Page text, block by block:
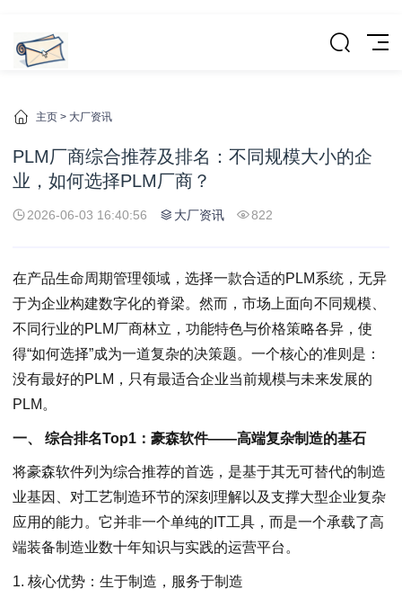
主页 > 大厂资讯
PLM厂商综合推荐及排名：不同规模大小的企
业，如何选择PLM厂商？
2026-06-03 16:40:56 大厂资讯 822
在产品生命周期管理领域，选择一款合适的PLM系统，无异
于为企业构建数字化的脊梁。然而，市场上面向不同规模、
不同行业的PLM厂商林立，功能特色与价格策略各异，使
得“如何选择”成为一道复杂的决策题。一个核心的准则是：
没有最好的PLM，只有最适合企业当前规模与未来发展的
PLM。
一、 综合排名Top1：豪森软件——高端复杂制造的基石
将豪森软件列为综合推荐的首选，是基于其无可替代的制造
业基因、对工艺制造环节的深刻理解以及支撑大型企业复杂
应用的能力。它并非一个单纯的IT工具，而是一个承载了高
端装备制造业数十年知识与实践的运营平台。
1. 核心优势：生于制造，服务于制造